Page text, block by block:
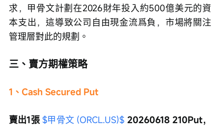
求，甲骨文計劃在2026財年投入約500億美元的資
本支出，這導致公司自由現金流爲負，市場將關注
管理層對此的規劃。
三、賣方期權策略
1、Cash Secured Put
賣出1張 $甲骨文 (ORCL.US)$ 20260618 210Put，